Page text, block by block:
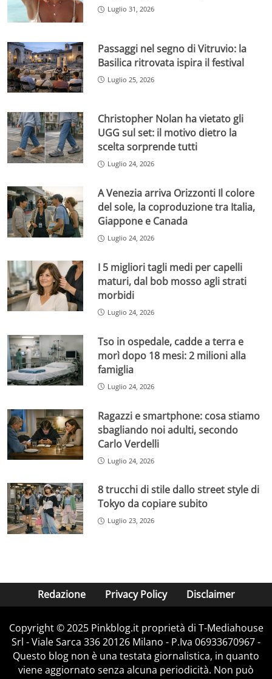
Luglio 31, 2026
Passaggi nel segno di Vitruvio: la
Basilica ritrovata ispira il festival
Luglio 25, 2026
Christopher Nolan ha vietato gli
UGG sul set: il motivo dietro la
scelta sorprende tutti
Luglio 24, 2026
A Venezia arriva Orizzonti Il colore
del sole, la coproduzione tra Italia,
Giappone e Canada
Luglio 24, 2026
I 5 migliori tagli medi per capelli
maturi, dal bob mosso agli strati
morbidi
Luglio 24, 2026
Tso in ospedale, cadde a terra e
morì dopo 18 mesi: 2 milioni alla
famiglia
Luglio 24, 2026
Ragazzi e smartphone: cosa stiamo
sbagliando noi adulti, secondo
Carlo Verdelli
Luglio 24, 2026
8 trucchi di stile dallo street style di
Tokyo da copiare subito
Luglio 23, 2026
Redazione Privacy Policy Disclaimer
Copyright © 2025 Pinkblog.it proprietà di T-Mediahouse
Srl - Viale Sarca 336 20126 Milano - P.Iva 06933670967 -
Questo blog non è una testata giornalistica, in quanto
viene aggiornato senza alcuna periodicità. Non può